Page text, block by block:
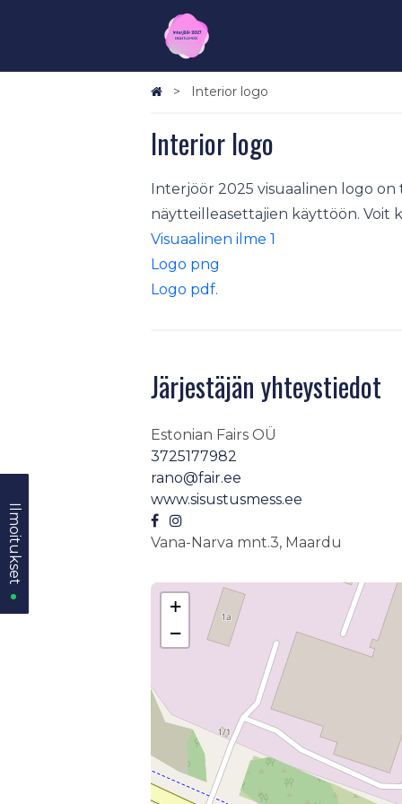
Interior logo
Interior logo
Interjöör 2025 visuaalinen logo
näytteilleasettajien käyttöön. Voit
Visuaalinen ilme 1
Logo png
Logo pdf.
Järjestäjän yhteystiedot
Estonian Fairs OÜ
3725177982
rano@fair.ee
www.sisustusmess.ee
Vana-Narva mnt.3, Maardu
+
−
Ilmoitukset
Ilmoitukset